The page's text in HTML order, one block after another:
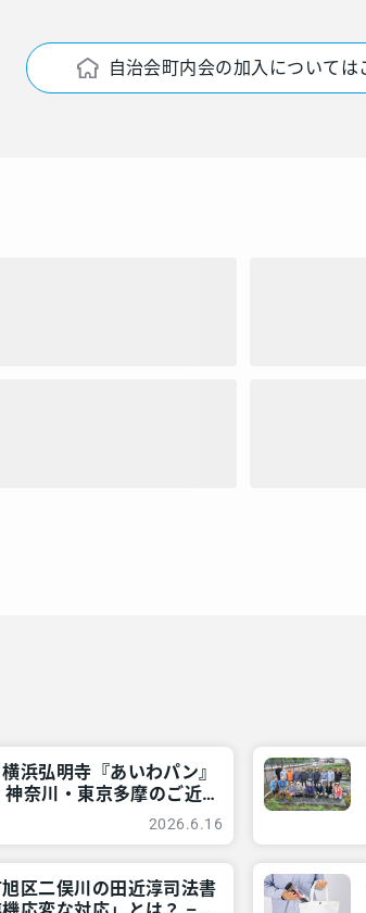
自治会町内会の加入については
浜弘明寺『あいわパン』
奈川・東京多摩のご近
2026.6.16
区二俣川の田近淳司法書